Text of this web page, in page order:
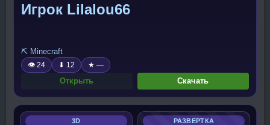
Игрок Lilalou66
⛏️ Minecraft
👁 24 ⬇ 12 ★ —
Открыть Скачать
3D РАЗВЕРТКА